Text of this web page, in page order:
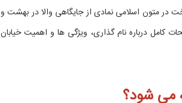
در متون اسلامی نمادی از جایگاهی والا در بهشت و
کامل درباره نام گذاری، ویژگی ها و اهمیت خیابان
می شود؟